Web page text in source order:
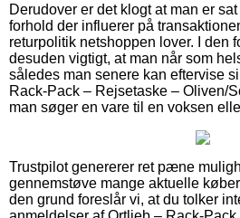
Derudover er det klogt at man er
forhold der influerer på
returpolitik netshoppen lover. I den
desuden vigtigt, at man når som
således man senere kan eftervise
Rack-Pack – Rejsetaske – Oliven/
man søger en vare til en voksen
Trustpilot genererer ret pæne
gennemstøve mange aktuelle
den grund foreslår vi, at du tolker